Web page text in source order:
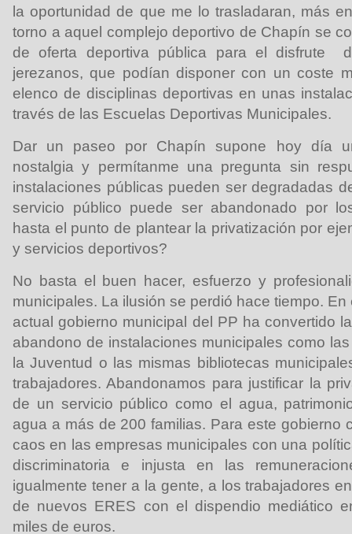
la oportunidad de que me lo trasladaran, más
torno a aquel complejo deportivo de Chapín se
de oferta deportiva pública para el disfrute
jerezanos, que podían disponer con un coste
elenco de disciplinas deportivas en unas
través de las Escuelas Deportivas Municipales.
Dar un paseo por Chapín supone hoy día
nostalgia y permítanme una pregunta sin
instalaciones públicas pueden ser degradadas
servicio público puede ser abandonado por
hasta el punto de plantear la privatización por
y servicios deportivos?
No basta el buen hacer, esfuerzo y
municipales. La ilusión se perdió hace tiempo.
actual gobierno municipal del PP ha convertido
abandono de instalaciones municipales como
la Juventud o las mismas bibliotecas
trabajadores. Abandonamos para justificar la
de un servicio público como el agua,
agua a más de 200 familias. Para este gobierno
caos en las empresas municipales con una
discriminatoria e injusta en las
igualmente tener a la gente, a los trabajadores
de nuevos ERES con el dispendio mediático
miles de euros.